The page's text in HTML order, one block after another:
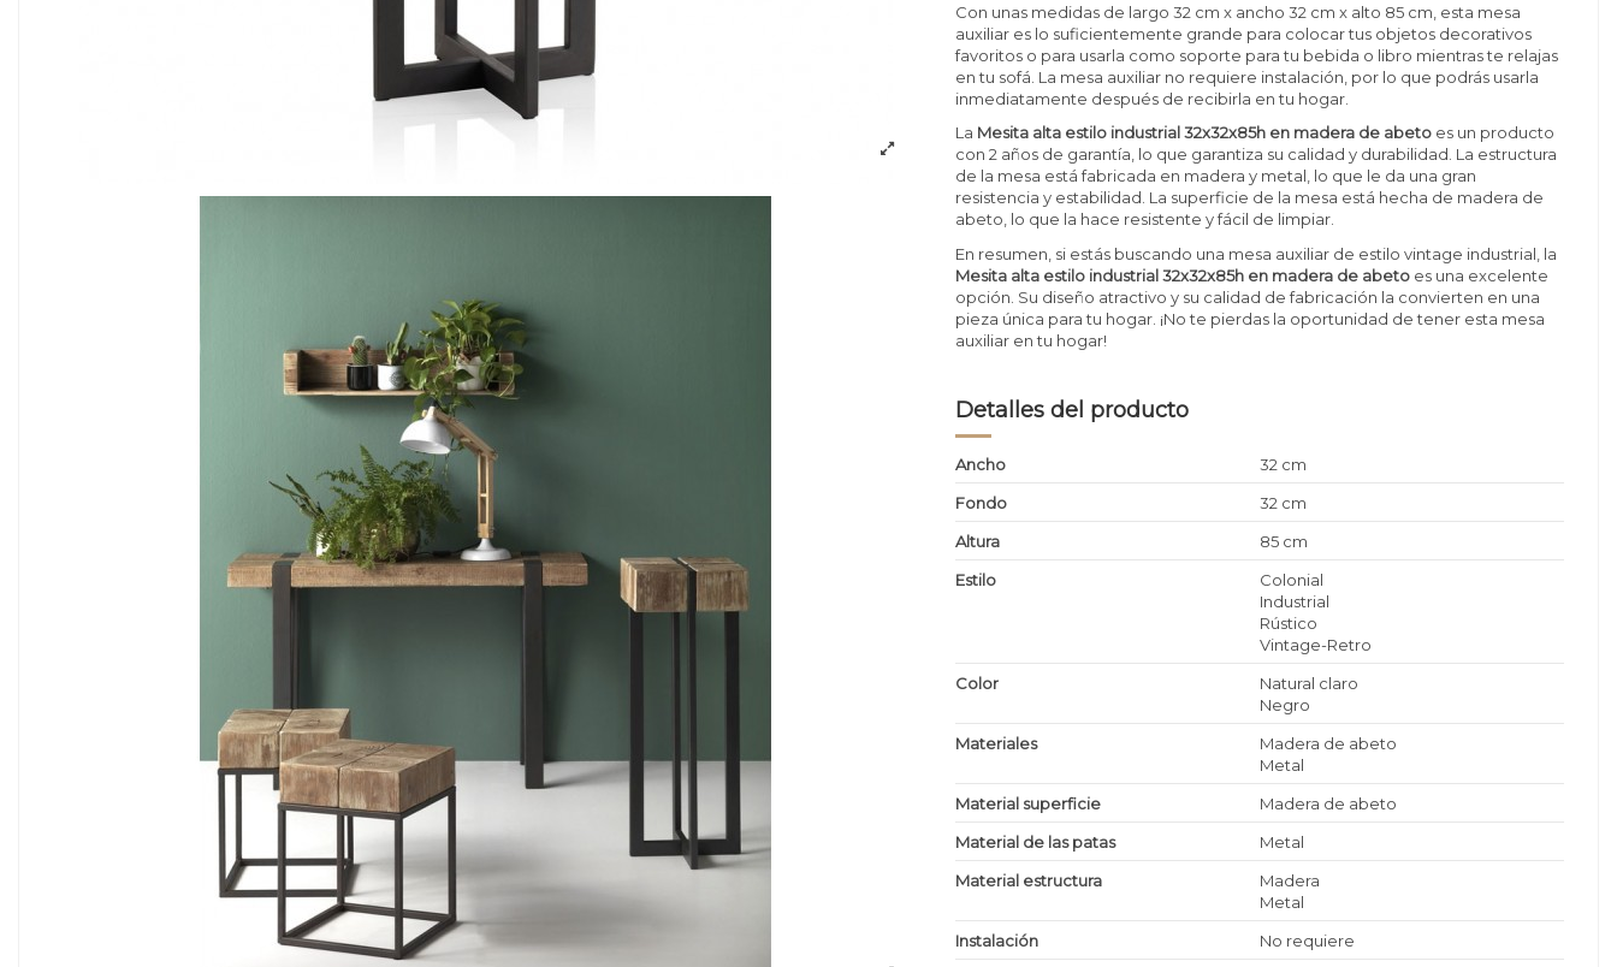
Con unas medidas de largo 32 cm x ancho 32 cm x alto 85 cm, esta mesa
auxiliar es lo suficientemente grande para colocar tus objetos decorativos
favoritos o para usarla como soporte para tu bebida o libro mientras te relajas
en tu sofá. La mesa auxiliar no requiere instalación, por lo que podrás usarla
inmediatamente después de recibirla en tu hogar.
La Mesita alta estilo industrial 32x32x85h en madera de abeto es un producto
con 2 años de garantía, lo que garantiza su calidad y durabilidad. La estructura
de la mesa está fabricada en madera y metal, lo que le da una gran
resistencia y estabilidad. La superficie de la mesa está hecha de madera de
abeto, lo que la hace resistente y fácil de limpiar.
En resumen, si estás buscando una mesa auxiliar de estilo vintage industrial, la
Mesita alta estilo industrial 32x32x85h en madera de abeto es una excelente
opción. Su diseño atractivo y su calidad de fabricación la convierten en una
pieza única para tu hogar. ¡No te pierdas la oportunidad de tener esta mesa
auxiliar en tu hogar!
Detalles del producto
Ancho
32 cm
Fondo
32 cm
Altura
85 cm
Estilo
Colonial
Industrial
Rústico
Vintage-Retro
Color
Natural claro
Negro
Materiales
Madera de abeto
Metal
Material superficie
Madera de abeto
Material de las patas
Metal
Material estructura
Madera
Metal
Instalación
No requiere